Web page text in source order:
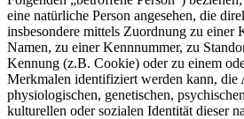
eine natürliche Person angesehen, die
insbesondere mittels Zuordnung zu einer
Namen, zu einer Kennnummer, zu
Kennung (z.B. Cookie) oder zu einem
Merkmalen identifiziert werden kann, die
physiologischen, genetischen,
kulturellen oder sozialen Identität dieser